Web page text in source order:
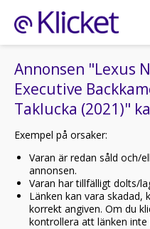
Annonsen "Lexus
Executive
Taklucka (2021)"
Exempel på orsaker:
Varan är redan såld och/
annonsen.
Varan har tillfälligt dolts/
Länken kan vara skadad,
korrekt angiven. Om du
kontrollera att länken inte